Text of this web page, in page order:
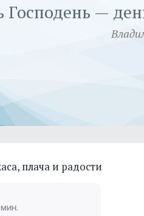
Господень —
плача и радости